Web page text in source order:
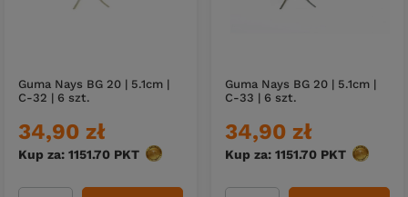
Guma Nays BG 20 | 5.1cm |
C-32 | 6 szt.
34,90 zł
Kup za: 1151.70 PKT punktów
Guma Nays BG 20 | 5.1cm |
C-33 | 6 szt.
34,90 zł
Kup za: 1151.70 PKT punktów